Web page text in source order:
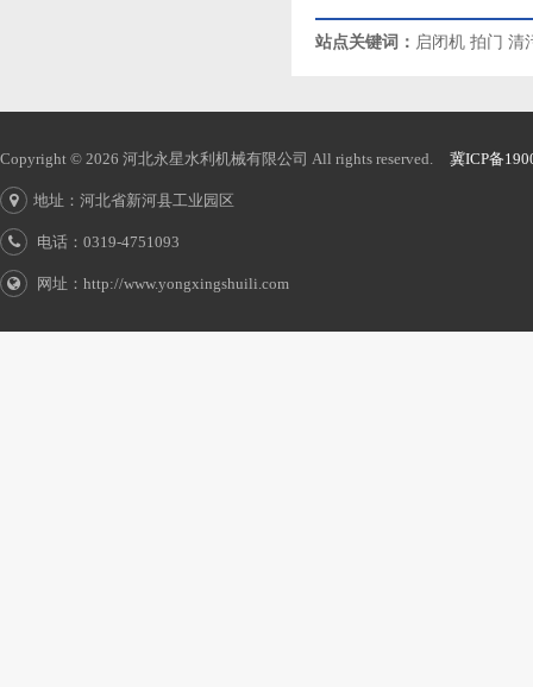
站点关键词： 启闭机 拍门 清
Copyright © 2026 河北永星水利机械有限公司 All rights reserved. 冀ICP备
地址：河北省新河县工业园区
电话：0319-4751093
网址：http://www.yongxingshuili.com